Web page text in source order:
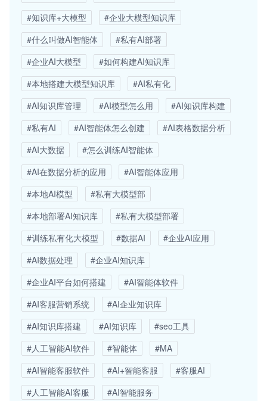
#知识库+大模型
#企业大模型知识库
#什么叫做AI智能体
#私有AI部署
#企业AI大模型
#如何构建AI知识库
#本地搭建大模型知识库
#AI私有化
#AI知识库管理
#AI模型怎么用
#AI知识库构建
#私有AI
#AI智能体怎么创建
#AI表格数据分析
#AI大数据
#怎么训练AI智能体
#AI在数据分析的应用
#AI智能体应用
#本地AI模型
#私有大模型部
#本地部署AI知识库
#私有大模型部署
#训练私有化大模型
#数据AI
#企业AI应用
#AI数据处理
#企业AI知识库
#企业AI平台如何搭建
#AI智能体软件
#AI客服营销系统
#AI企业知识库
#AI知识库搭建
#AI知识库
#seo工具
#人工智能AI软件
#智能体
#MA
#AI智能客服软件
#AI+智能客服
#客服AI
#人工智能AI客服
#AI智能服务